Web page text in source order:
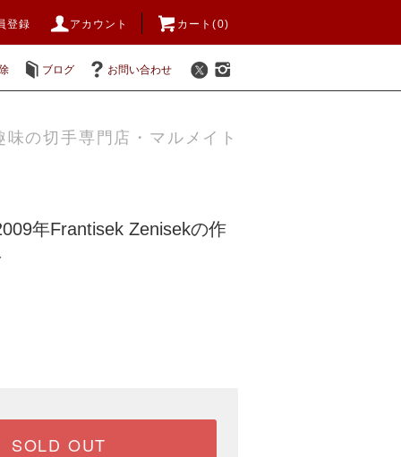
登録 アカウント カート(0)
ブログ お問い合わせ
味の切手専門店・マルメイト
年Frantisek Zenisekの作
SOLD OUT